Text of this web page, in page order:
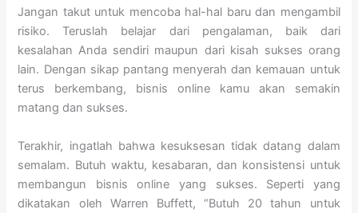
Jangan takut untuk mencoba hal-hal baru dan mengambil
risiko. Teruslah belajar dari pengalaman, baik dari
kesalahan Anda sendiri maupun dari kisah sukses orang
lain. Dengan sikap pantang menyerah dan kemauan untuk
terus berkembang, bisnis online kamu akan semakin
matang dan sukses.
Terakhir, ingatlah bahwa kesuksesan tidak datang dalam
semalam. Butuh waktu, kesabaran, dan konsistensi untuk
membangun bisnis online yang sukses. Seperti yang
dikatakan oleh Warren Buffett, “Butuh 20 tahun untuk